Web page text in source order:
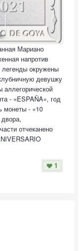
Мариано
напротив
окружены
девушку
- «ESPAÑA», год
монеты - «10
отчеканено
1